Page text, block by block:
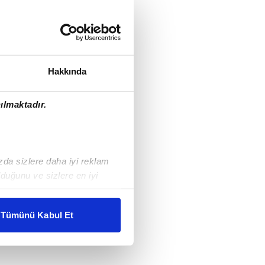
Hakkında
sizlere daha iyi reklam
ve sizlere en iyi
gösterilmeyecektir."
Tümünü Kabul Et